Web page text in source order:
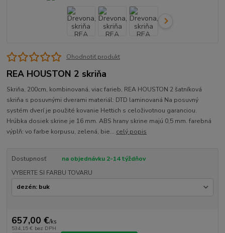
Ohodnotiť produkt
REA HOUSTON 2 skriňa
Skriňa, 200cm, kombinovaná, viac farieb, REA HOUSTON 2 šatníková
skriňa s posuvnými dverami materiál: DTD laminovaná Na posuvný
systém dverí je použité kovanie Hettich s celoživotnou garanciou.
Hrúbka dosiek skrine je 16 mm. ABS hrany skrine majú 0,5 mm. farebná
výplň: vo farbe korpusu, zelená, bie... celý popis
Dostupnosť
na objednávku 2-14 týždňov
VYBERTE SI FARBU TOVARU
657,00 €/ks
534,15 € bez DPH